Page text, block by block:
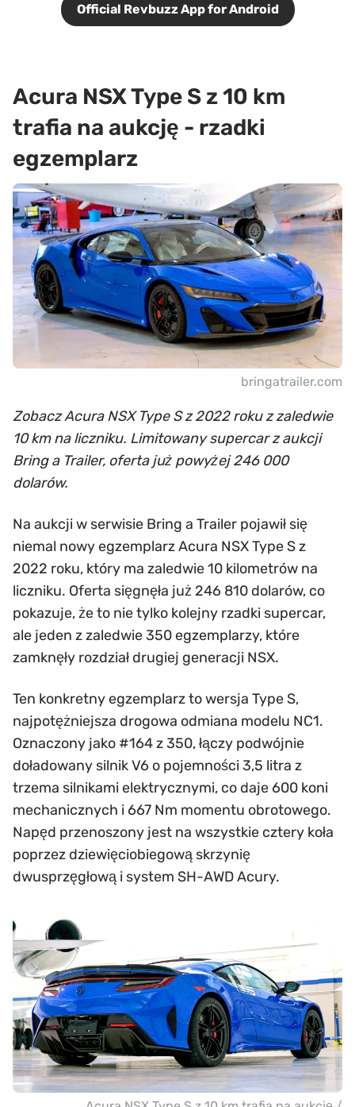
Official Revbuzz App for Android
Acura NSX Type S z 10 km
trafia na aukcję - rzadki
egzemplarz
bringatrailer.com
Zobacz Acura NSX Type S z 2022 roku z zaledwie
10 km na liczniku. Limitowany supercar z aukcji
Bring a Trailer, oferta już powyżej 246 000
dolarów.
Na aukcji w serwisie Bring a Trailer pojawił się
niemal nowy egzemplarz Acura NSX Type S z
2022 roku, który ma zaledwie 10 kilometrów na
liczniku. Oferta sięgnęła już 246 810 dolarów, co
pokazuje, że to nie tylko kolejny rzadki supercar,
ale jeden z zaledwie 350 egzemplarzy, które
zamknęły rozdział drugiej generacji NSX.
Ten konkretny egzemplarz to wersja Type S,
najpotężniejsza drogowa odmiana modelu NC1.
Oznaczony jako #164 z 350, łączy podwójnie
doładowany silnik V6 o pojemności 3,5 litra z
trzema silnikami elektrycznymi, co daje 600 koni
mechanicznych i 667 Nm momentu obrotowego.
Napęd przenoszony jest na wszystkie cztery koła
poprzez dziewięciobiegową skrzynię
dwusprzęgłową i system SH-AWD Acury.